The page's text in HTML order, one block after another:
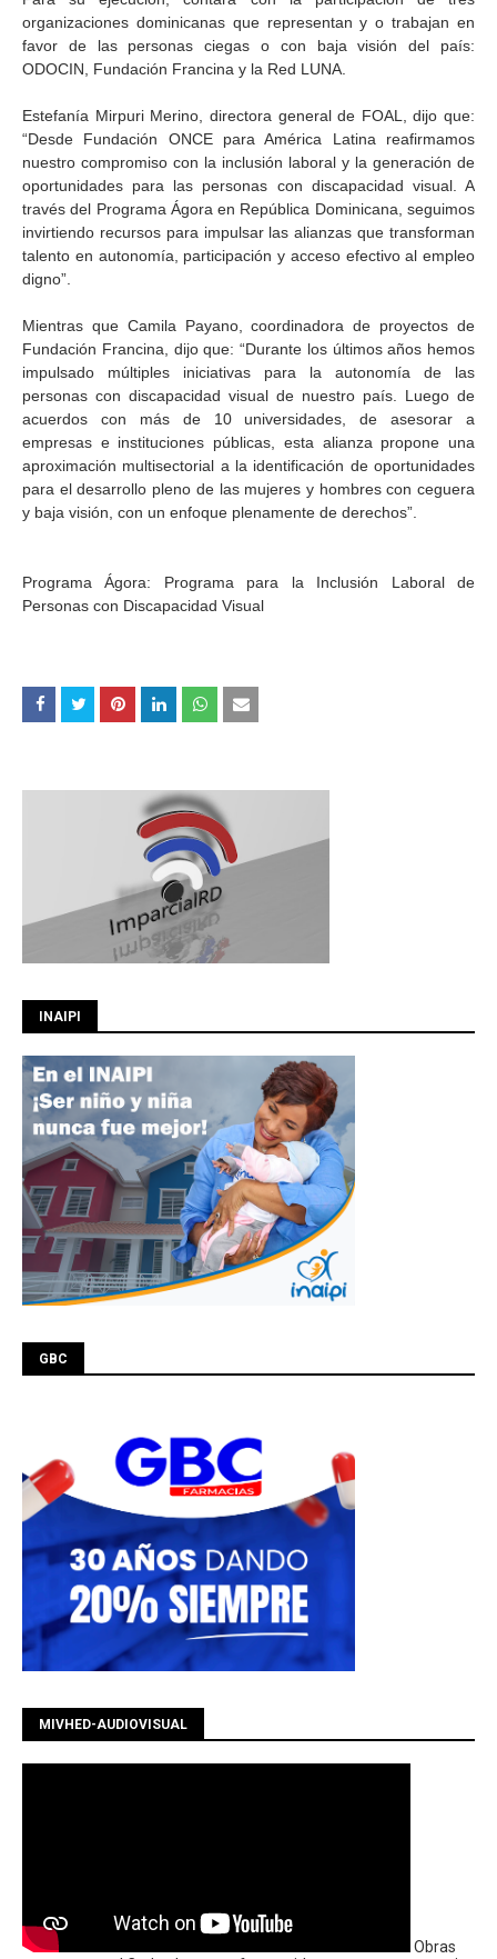
organizaciones dominicanas que representan y o trabajan en
favor de las personas ciegas o con baja visión del país:
ODOCIN, Fundación Francina y la Red LUNA.
Estefanía Mirpuri Merino, directora general de FOAL, dijo que:
“Desde Fundación ONCE para América Latina reafirmamos
nuestro compromiso con la inclusión laboral y la generación de
oportunidades para las personas con discapacidad visual. A
través del Programa Ágora en República Dominicana, seguimos
invirtiendo recursos para impulsar las alianzas que transforman
talento en autonomía, participación y acceso efectivo al empleo
digno”.
Mientras que Camila Payano, coordinadora de proyectos de
Fundación Francina, dijo que: “Durante los últimos años hemos
impulsado múltiples iniciativas para la autonomía de las
personas con discapacidad visual de nuestro país. Luego de
acuerdos con más de 10 universidades, de asesorar a
empresas e instituciones públicas, esta alianza propone una
aproximación multisectorial a la identificación de oportunidades
para el desarrollo pleno de las mujeres y hombres con ceguera
y baja visión, con un enfoque plenamente de derechos”.
Programa Ágora: Programa para la Inclusión Laboral de
Personas con Discapacidad Visual
INAIPI
GBC
MIVHED-AUDIOVISUAL
Obras